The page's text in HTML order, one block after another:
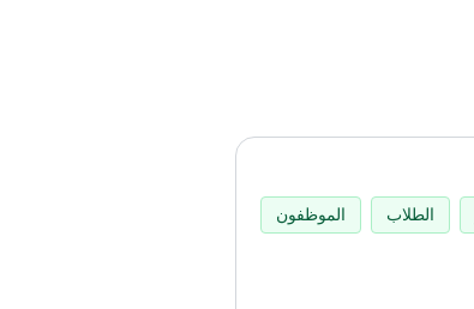
الطلاب الموظفون